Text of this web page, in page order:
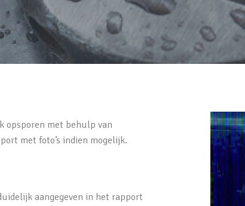
opsporen met behulp van
met foto’s indien mogelijk.
aangegeven in het rapport